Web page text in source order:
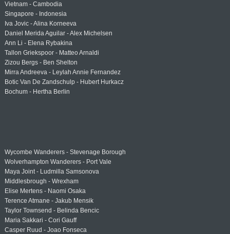
Vietnam - Cambodia
Singapore - Indonesia
Iva Jovic - Alina Korneeva
Daniel Merida Aguilar - Alex Michelsen
Ann Li - Elena Rybakina
Tallon Griekspoor - Matteo Arnaldi
Zizou Bergs - Ben Shelton
Mirra Andreeva - Leylah Annie Fernandez
Botic Van De Zandschulp - Hubert Hurkacz
Bochum - Hertha Berlin
Wycombe Wanderers - Stevenage Borough
Wolverhampton Wanderers - Port Vale
Maya Joint - Ludmilla Samsonova
Middlesbrough - Wrexham
Elise Mertens - Naomi Osaka
Terence Atmane - Jakub Mensik
Taylor Townsend - Belinda Bencic
Maria Sakkari - Cori Gauff
Casper Ruud - Joao Fonseca